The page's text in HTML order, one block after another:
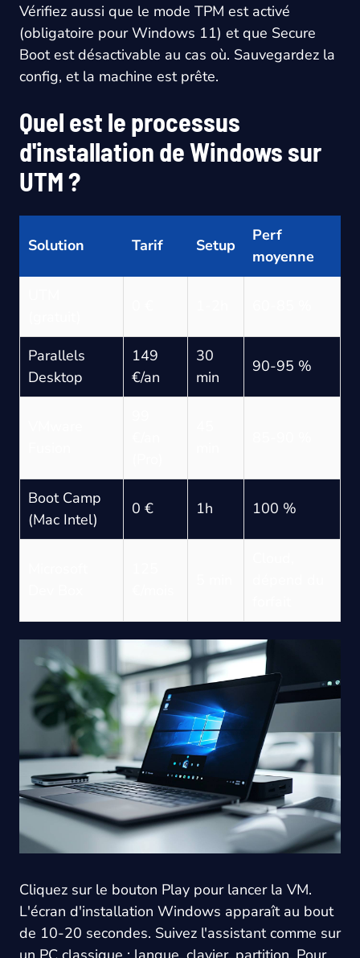
Vérifiez aussi que le mode TPM est activé
(obligatoire pour Windows 11) et que Secure
Boot est désactivable au cas où. Sauvegardez la
config, et la machine est prête.
Quel est le processus
d'installation de Windows sur
UTM ?
Solution Tarif Setup
Perf
moyenne
Parallels
Desktop
149
€/an
30
min
90-95 %
Boot Camp
(Mac Intel)
0 € 1h 100 %
Cliquez sur le bouton Play pour lancer la VM.
L'écran d'installation Windows apparaît au bout
de 10-20 secondes. Suivez l'assistant comme sur